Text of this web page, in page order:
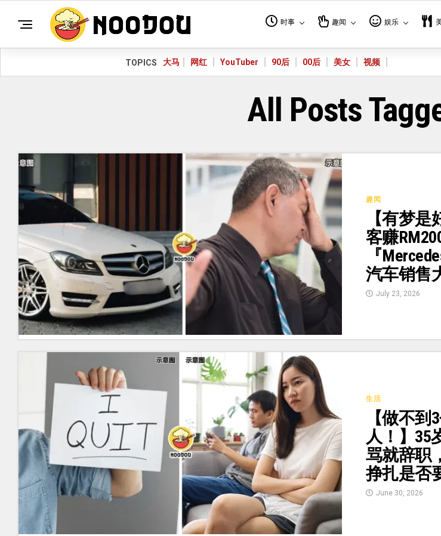
时事 趣闻 娱乐
TOPICS 大马 网红 YouTuber 90后 00后 美女 视频
All Posts
趣闻
【有梦是
客赚
『
汽车销售
July 23, 2026
生活
【做不到
人！】35
骂就辞职
挣扎是否
June 30, 2026